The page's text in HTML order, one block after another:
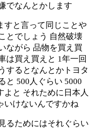
でなんとかします
すと言って同じことや
とでしょう 自然破壊
ながら 品物を買え買
は買え買えと 1年一回
するとなんとかトヨタ
と 500人ぐらい 5000
よと それために日本人
いけないんですかね
るためにはそれぐらい